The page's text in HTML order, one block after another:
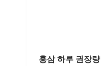
홍삼 하루 권장량